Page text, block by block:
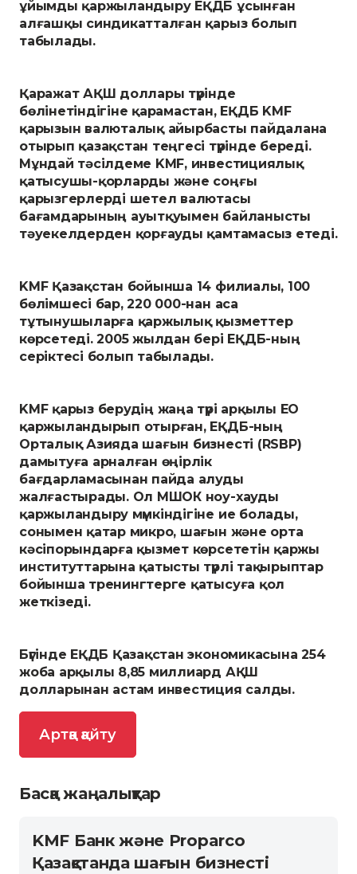
ұйымды қаржыландыру ЕҚДБ ұсынған
алғашқы синдикатталған қарыз болып
табылады.
Қаражат АҚШ доллары түрінде
бөлінетіндігіне қарамастан, ЕҚДБ KMF
қарызын валюталық айырбасты пайдалана
отырып қазақстан теңгесі түрінде береді.
Мұндай тәсілдеме KMF, инвестициялық
қатысушы-қорларды және соңғы
қарызгерлерді шетел валютасы
бағамдарының ауытқуымен байланысты
тәуекелдерден қорғауды қамтамасыз етеді.
KMF Қазақстан бойынша 14 филиалы, 100
бөлімшесі бар, 220 000-нан аса
тұтынушыларға қаржылық қызметтер
көрсетеді. 2005 жылдан бері ЕҚДБ-ның
серіктесі болып табылады.
KMF қарыз берудің жаңа түрі арқылы ЕО
қаржыландырып отырған, ЕҚДБ-ның
Орталық Азияда шағын бизнесті (RSBP)
дамытуға арналған өңірлік
бағдарламасынан пайда алуды
жалғастырады. Ол МШОК ноу-хауды
қаржыландыру мүмкіндігіне ие болады,
сонымен қатар микро, шағын және орта
кәсіпорындарға қызмет көрсететін қаржы
институттарына қатысты түрлі тақырыптар
бойынша тренингтерге қатысуға қол
жеткізеді.
Бүгінде ЕҚДБ Қазақстан экономикасына 254
жоба арқылы 8,85 миллиард АҚШ
долларынан астам инвестиция салды.
Артқа қайту
Басқа жаңалықтар
KMF Банк және Proparco
Қазақстанда шағын бизнесті